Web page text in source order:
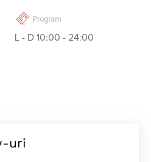
Program
L - D 10:00 - 24:00
uri